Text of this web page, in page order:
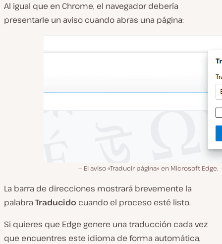
Al igual que en Chrome, el navegador debería
presentarle un aviso cuando abras una página:
El aviso «Traducir página» en Microsoft Edge.
La barra de direcciones mostrará brevemente la
palabra Traducido cuando el proceso esté listo.
Si quieres que Edge genere una traducción cada vez
que encuentres este idioma de forma automática,